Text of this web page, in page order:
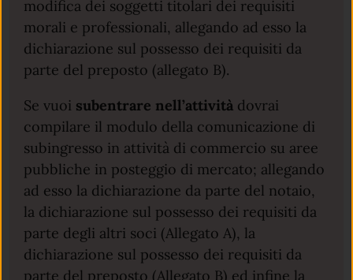
modifica dei soggetti titolari dei requisiti
morali e professionali, allegando ad esso la
dichiarazione sul possesso dei requisiti da
parte del preposto (allegato B).
Se vuoi subentrare nell’attività dovrai
compilare il modulo della comunicazione di
subingresso in attività di commercio su aree
pubbliche in posteggio di mercato; allegando
ad esso la dichiarazione da parte del notaio,
la dichiarazione sul possesso dei requisiti da
parte degli altri soci (Allegato A), la
dichiarazione sul possesso dei requisiti da
parte del preposto (Allegato B) ed infine la